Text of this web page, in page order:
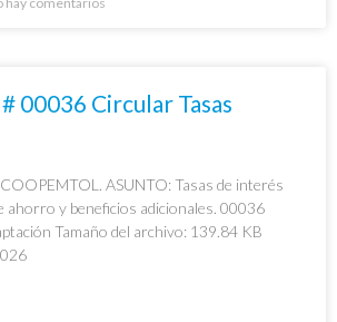
00036 Circular Tasas
ASUNTO: Tasas de interés
ahorro y beneficios adicionales. 00036
Tamaño del archivo: 139.84 KB